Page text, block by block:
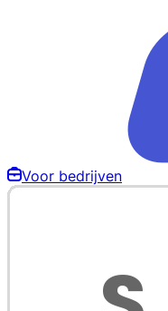
Voor bedrijven